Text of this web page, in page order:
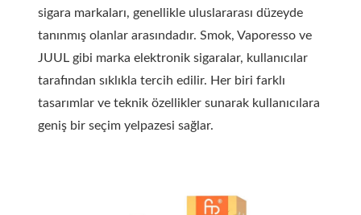
sigara markaları, genellikle uluslararası düzeyde
tanınmış olanlar arasındadır. Smok, Vaporesso ve
JUUL gibi marka elektronik sigaralar, kullanıcılar
tarafından sıklıkla tercih edilir. Her biri farklı
tasarımlar ve teknik özellikler sunarak kullanıcılara
geniş bir seçim yelpazesi sağlar.